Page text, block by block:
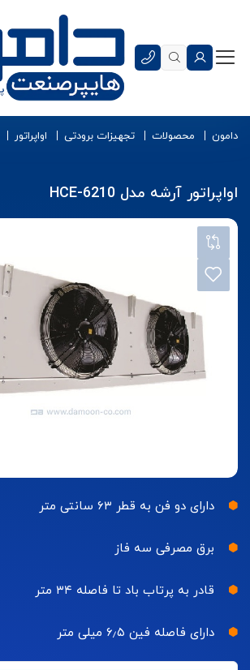
دامون محصولات تجهیزات برودتی اواپراتور
اواپراتور آرشه مدل HCE-6210
دارای دو فن به قطر ۶۳ سانتی متر
برق مصرفی سه فاز
قادر به پرتاب باد تا فاصله ۳۴ متر
دارای فاصله فین ۶٫۵ میلی متر